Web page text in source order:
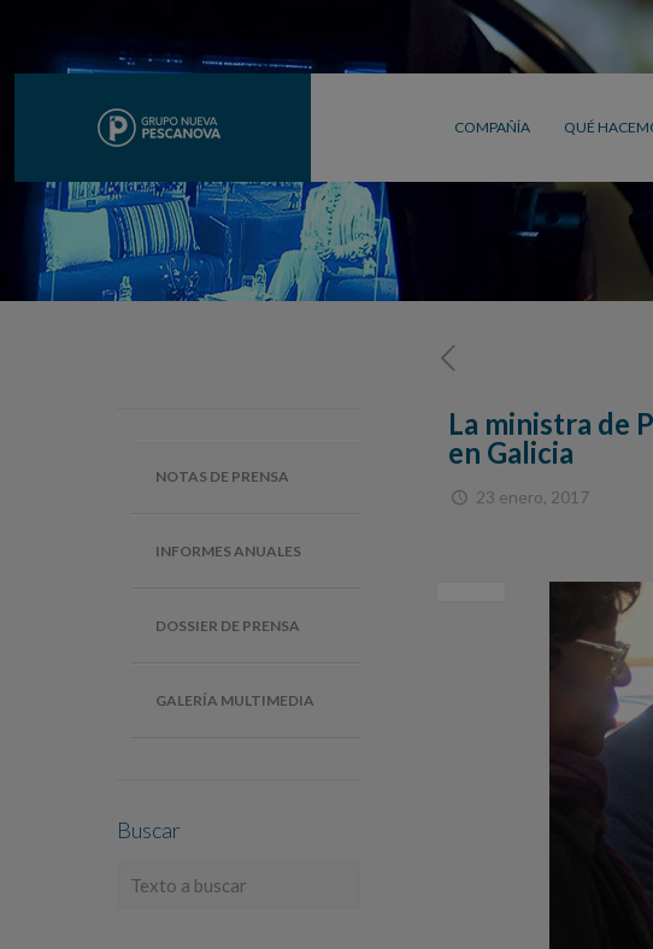
COMPAÑÍA QUÉ
La ministra de
en Galicia
23 enero, 2017
NOTAS DE PRENSA
INFORMES ANUALES
DOSSIER DE PRENSA
GALERÍA MULTIMEDIA
Buscar